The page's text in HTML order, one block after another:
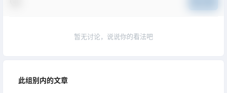
此组别内的文章
暂无讨论，说说你的看法吧